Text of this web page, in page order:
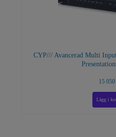
CYP/// Avancerad Multi
15